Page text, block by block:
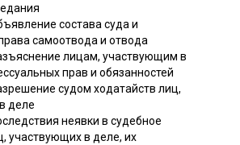
состава суда и
самоотвода и отвода
лицам, участвующим в
прав и обязанностей
судом ходатайств лиц,
деле
неявки в судебное
участвующих в деле, их